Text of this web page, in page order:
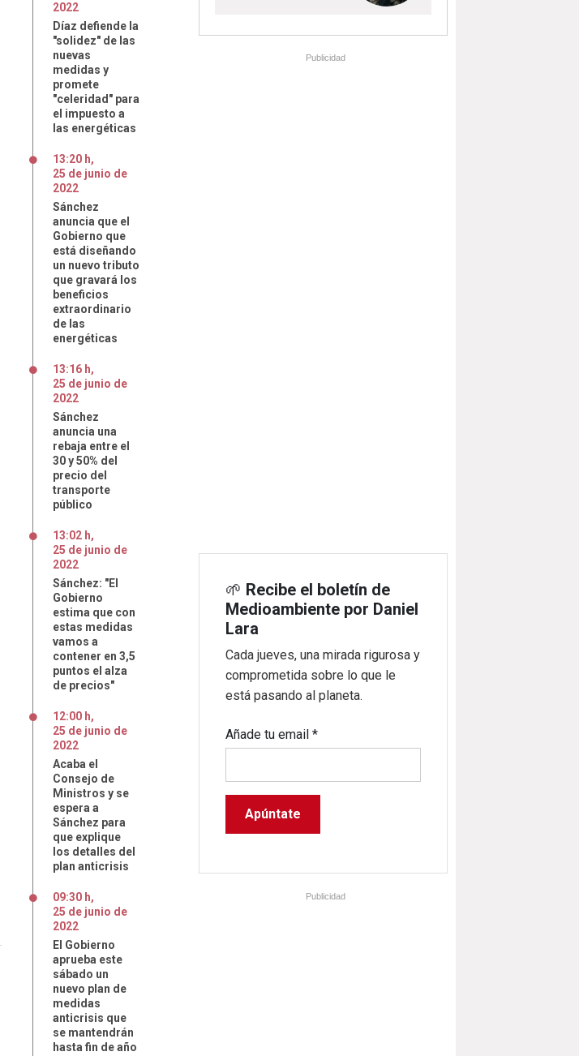
2022
Díaz defiende la
"solidez" de las
nuevas
medidas y
promete
"celeridad" para
el impuesto a
las energéticas
13:20 h,
25 de junio de
2022
Sánchez
anuncia que el
Gobierno que
está diseñando
un nuevo tributo
que gravará los
beneficios
extraordinario
de las
energéticas
13:16 h,
25 de junio de
2022
Sánchez
anuncia una
rebaja entre el
30 y 50% del
precio del
transporte
público
13:02 h,
25 de junio de
2022
Sánchez: "El
Gobierno
estima que con
estas medidas
vamos a
contener en 3,5
puntos el alza
de precios"
12:00 h,
25 de junio de
2022
Acaba el
Consejo de
Ministros y se
espera a
Sánchez para
que explique
los detalles del
plan anticrisis
09:30 h,
25 de junio de
2022
El Gobierno
aprueba este
sábado un
nuevo plan de
medidas
anticrisis que
se mantendrán
hasta fin de año
Publicidad
🌱 Recibe el boletín de
Medioambiente por Daniel
Lara
Cada jueves, una mirada rigurosa y
comprometida sobre lo que le
está pasando al planeta.
Añade tu email*
Publicidad